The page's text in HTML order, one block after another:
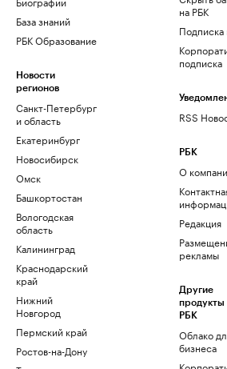
База знаний
РБК Образование
Новости
регионов
Санкт-Петербург
и область
Екатеринбург
Новосибирск
Омск
Башкортостан
Вологодская
область
Калининград
Краснодарский
край
Нижний
Новгород
Пермский край
Ростов-на-Дону
на РБК
Подписка
подписка
RSS
РБК
О
Редакция
рекламы
Другие
продукты
РБК
Облако
бизнеса